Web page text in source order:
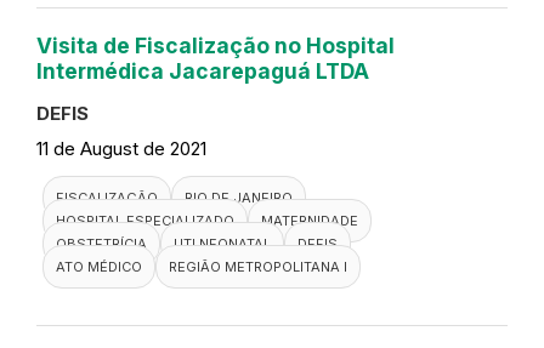
Visita de Fiscalização no Hospital
Intermédica Jacarepaguá LTDA
DEFIS
11 de August de 2021
FISCALIZAÇÃO
RIO DE JANEIRO
HOSPITAL ESPECIALIZADO
MATERNIDADE
OBSTETRÍCIA
UTI NEONATAL
DEFIS
ATO MÉDICO
REGIÃO METROPOLITANA I